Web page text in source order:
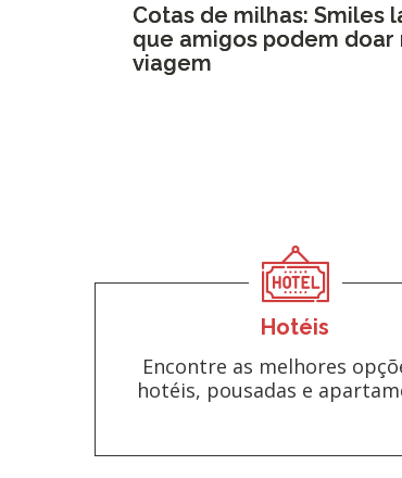
Cotas de milhas: Smiles
que amigos podem doar
viagem
Hotéis
Encontre as melhores
hotéis, pousadas e